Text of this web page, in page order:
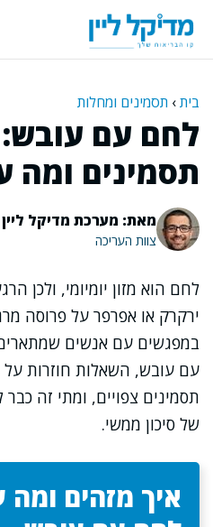
לתוכן
בית› תסמינים ומחלות
לחם עם עובש:
תסמינים ומה
מאת: מערכת מדיקל ליין
צוות העריכה
לחם הוא מזון יומיומי, ולכן
ירקרק או אפרפר על פרוסה
במפגשים עם אנשים
עם עובש, השאלות חוזרות על
תסמינים צפויים, ומתי זה כבר
של סיכון ממשי.
איך מזהים ומה